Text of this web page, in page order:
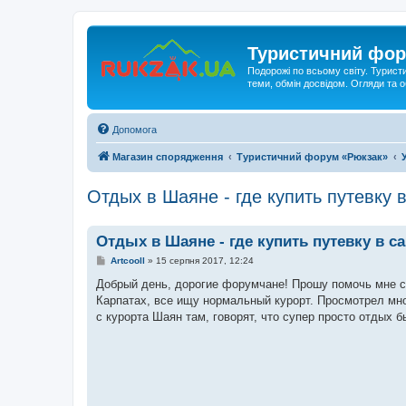
Туристичний
Подорожі по всьому світу.
теми, обмін досвідом. Огляди та
Допомога
Магазин спорядження Туристичний форум «Рюкзак»
Отдых в Шаяне - где купить путевку
Отдых в Шаяне - где купить путевку в
П
в
д
о
м
Artcooll » 15 серпня 2017, 12:24
Добрый день, дорогие форумчане! Прошу помочь мне
Карпатах, все ищу нормальный курорт. Просмотрел
с курорта Шаян там, говорят, что супер просто